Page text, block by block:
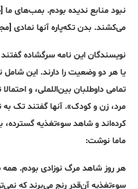
نبود منابع ندیده بودم. بمب‌های ما
می‌کشند. بدن تکه‌پاره آنها نمادی
نویسندگان این نامه سرگشاده
یا هر دو وضعیت را دارند. این شامل
تمامی داوطلبان بین‌اللملی، و
مرد، زن و کودک». آنها گفتند تک
کرده‌اند و شاهد سوءتغذیه
ماما نوشت:
هر روز شاهد مرگ نوزادی بودم. همه
سوءتغذیه آن‌قدر رنج می‌برند که